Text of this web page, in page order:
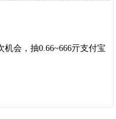
会，抽0.66~666亓支付宝